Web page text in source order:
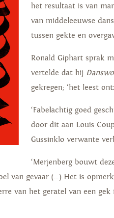
het resultaat is van
van middeleeuwse
tussen gekte en
Ronald Giphart sprak
vertelde dat hij
gekregen; ‘het leest
‘Fabelachtig goed
door dit aan Louis
Gussinklo verwante
‘Merjenberg bouwt
van gevaar (…) Het is
van het geratel van een gek